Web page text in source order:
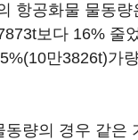
항공화물 물동량
보다 16% 줄
만3826t)가
동량의 경우 같은